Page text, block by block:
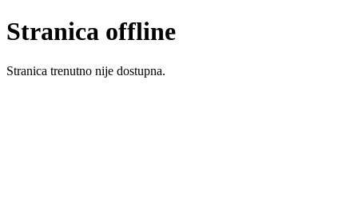
Stranica offline
Stranica trenutno nije dostupna.